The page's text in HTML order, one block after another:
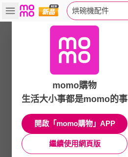
烘碗機配件
momo購物
生活大小事都是momo的事
開啟「momo購物」APP
繼續使用網頁版